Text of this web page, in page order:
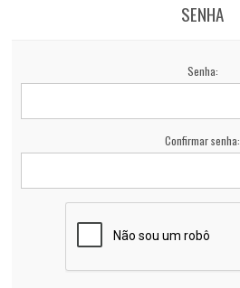
SENHA
Senha:
Confirmar senha: